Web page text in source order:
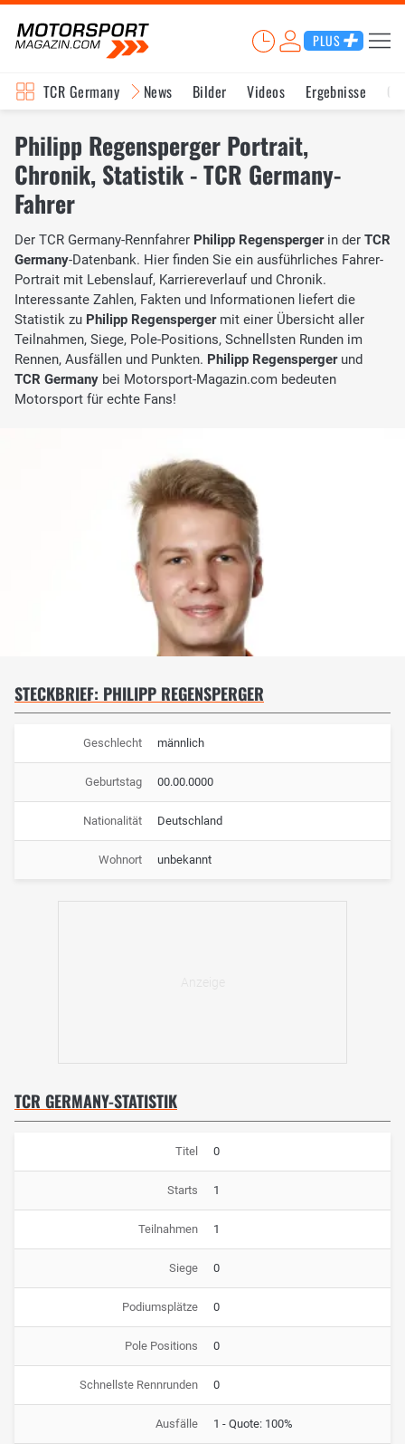
PLUS
TCR Germany News Bilder Videos Ergebnisse
Philipp Regensperger Portrait,
Chronik, Statistik - TCR Germany-
Fahrer
Der TCR Germany-Rennfahrer Philipp Regenspergerin der TCR
Germany-Datenbank. Hier finden Sie ein ausführliches Fahrer-
Portrait mit Lebenslauf, Karriereverlauf und Chronik.
Interessante Zahlen, Fakten und Informationen liefert die
Statistik zu Philipp Regenspergermit einer Übersicht aller
Teilnahmen, Siege, Pole-Positions, Schnellsten Runden im
Rennen, Ausfällen und Punkten. Philipp Regenspergerund
TCR Germany bei Motorsport-Magazin.com bedeuten
Motorsport für echte Fans!
STECKBRIEF: PHILIPP REGENSPERGER
Geschlecht männlich
Geburtstag 00.00.0000
Nationalität Deutschland
Wohnort unbekannt
TCR GERMANY-STATISTIK
Titel 0
Starts 1
Teilnahmen 1
Siege 0
Podiumsplätze 0
Pole Positions 0
Schnellste Rennrunden 0
Ausfälle 1 - Quote: 100%